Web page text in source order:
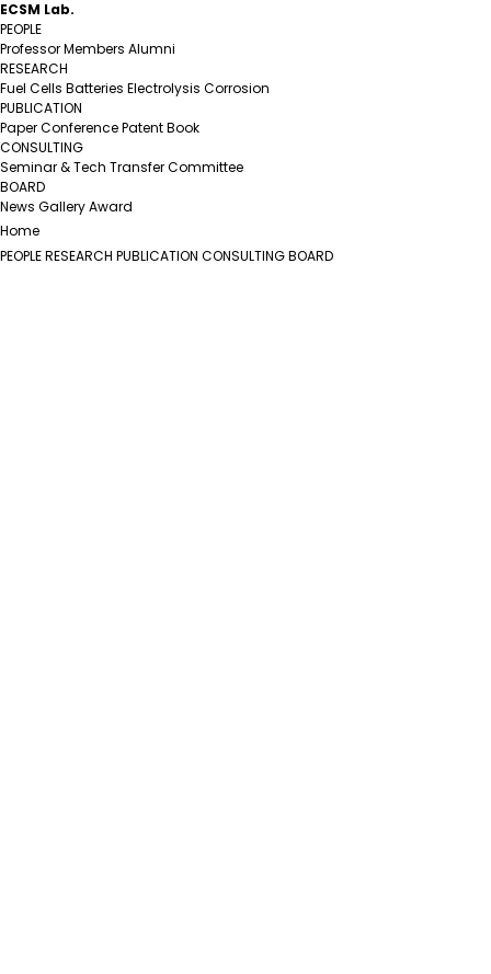
ECSM Lab.
PEOPLE
ProfessorMembers Alumni
RESEARCH
Fuel Cells Batteries Electrolysis Corrosion
PUBLICATION
PaperConferencePatentBook
CONSULTING
Seminar & Tech TransferCommittee
BOARD
News GalleryAward
Home
PEOPLERESEARCH PUBLICATION CONSULTINGBOARD